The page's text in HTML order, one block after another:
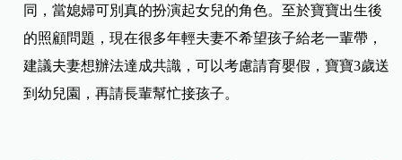
同，當媳婦可別真的扮演起女兒的角色。至於寶寶出生後
的照顧問題，現在很多年輕夫妻不希望孩子給老一輩帶，
建議夫妻想辦法達成共識，可以考慮請育嬰假，寶寶3歲送
到幼兒園，再請長輩幫忙接孩子。